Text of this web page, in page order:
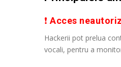
❗ Acces
Hackerii pot prelua
vocali, pentru a